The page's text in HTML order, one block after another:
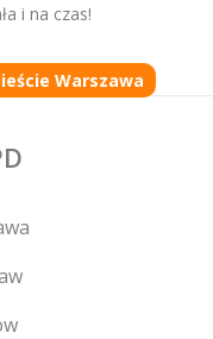
i na czas!
Warszawa